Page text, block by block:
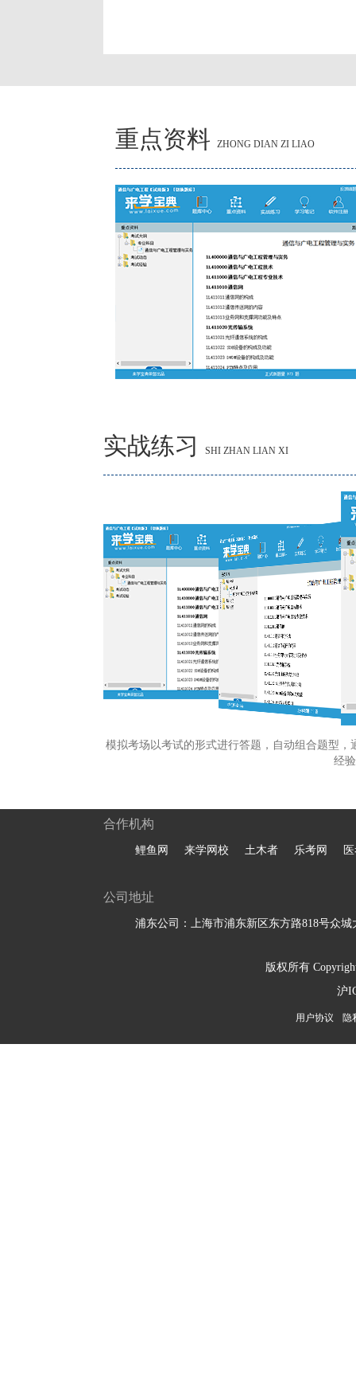
重点资料 ZHONG DIAN ZI LIAO
实战练习 SHI ZHAN LIAN XI
模拟考场以考试的形式进行答题，自动组合题型
经
合作机构
鲤鱼网 来学网校 土木者 乐考网
公司地址
浦东公司：上海市浦东新区东方路818号众城
版权所有
沪
用户协议 隐